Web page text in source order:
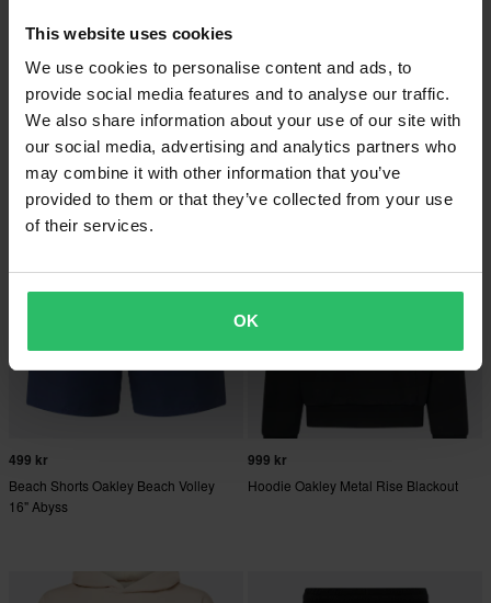
This website uses cookies
We use cookies to personalise content and ads, to
provide social media features and to analyse our traffic.
We also share information about your use of our site with
our social media, advertising and analytics partners who
may combine it with other information that you’ve
provided to them or that they’ve collected from your use
of their services.
OK
979 kr
999 kr
499 kr
Beach Shorts Oakley Beach Volley
16" Blackout
499 kr
Beach Shorts Oakley Beach Volley
16" Abyss
999 kr
Hoodie Oakley Metal Rise Blackout